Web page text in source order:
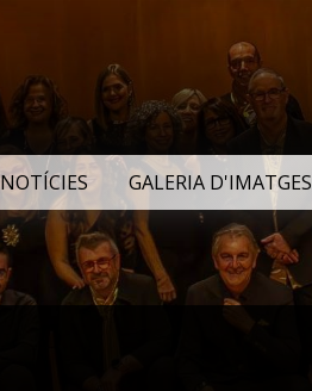
NOTÍCIES GALERIA D'IMATGES